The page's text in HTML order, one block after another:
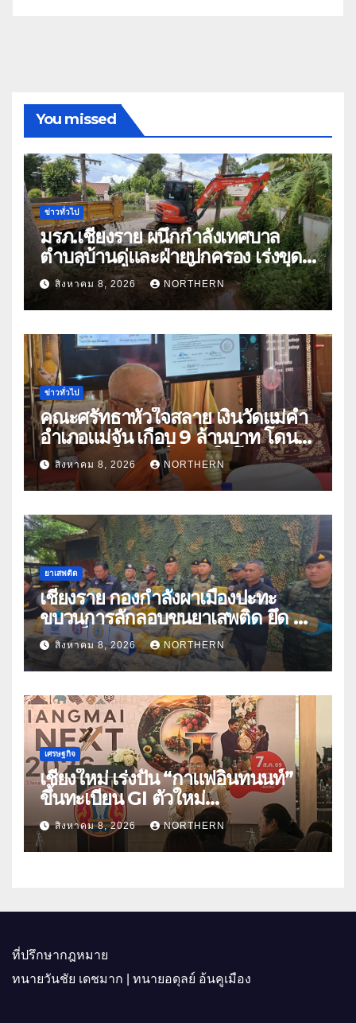
You missed
ข่าวทั่วไป
มรภ.เชียงราย ผนึกกำลังเทศบาล
ตำบลบ้านดู่และฝ่ายปกครอง เร่งขุด
ลอกสิ่งกีดขวางทางน้ำ ป้องกันและลด
ปัญหาน้ำท่วม
สิงหาคม 8, 2026 NORTHERN
ข่าวทั่วไป
คณะศรัทธาหัวใจสลาย เงินวัดแม่คำ
อำเภอแม่จัน เกือบ 9 ล้านบาท โดน
แก๊งคอลเซ็นเตอร์หลอกให้โอนข้าม
ปีกว่า 66 บัญชี
สิงหาคม 8, 2026 NORTHERN
ยาเสพติด
เชียงราย กองกำลังผาเมืองปะทะ
ขบวนการลักลอบขนยาเสพติด ยึด 2
ล้านเม็ด
สิงหาคม 8, 2026 NORTHERN
เศรษฐกิจ
เชียงใหม่ เร่งปั้น “กาแฟอินทนนท์”
ขึ้นทะเบียน GI ตัวใหม่
“CHIANGMAI GI NEXT 2026”
ติดอาวุธผู้ประกอบการ 100 ราย ดัน
สินค้าอัตลักษณ์สู่ตลาดพรีเมียม
สิงหาคม 8, 2026 NORTHERN
ที่ปรึกษากฎหมาย
ทนายวันชัย เดชมาก | ทนายอดุลย์ อ้นคูเมือง